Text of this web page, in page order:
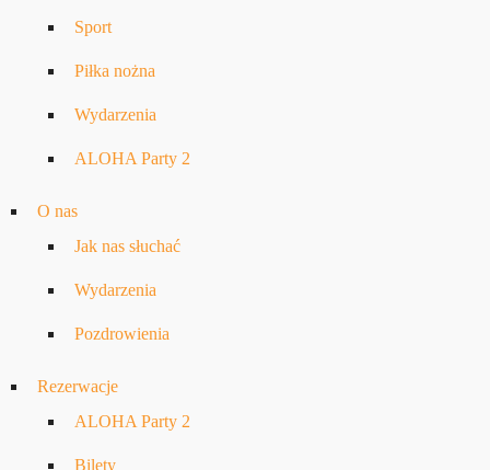
Sport
Piłka nożna
Wydarzenia
ALOHA Party 2
O nas
Jak nas słuchać
Wydarzenia
Pozdrowienia
Rezerwacje
ALOHA Party 2
Bilety